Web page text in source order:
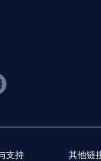
支持 其他链